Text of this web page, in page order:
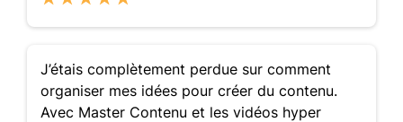
J’étais complètement perdue sur comment
organiser mes idées pour créer du contenu.
Avec Master Contenu et les vidéos hyper